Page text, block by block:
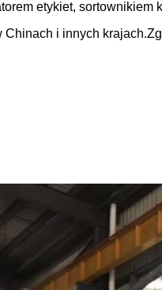
etykiet, sortownikiem
i innych